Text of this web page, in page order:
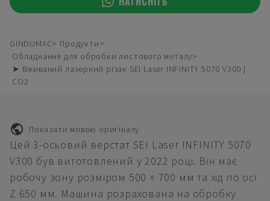
GINDUMAC
Продукти
Обладнання для обробки листового металу
➤ Вживаний лазерний різак SEI Laser INFINITY 5070 V300 |
CO2
Показати мовою оригіналу
Цей 3-осьовий верстат SEI Laser INFINITY 5070
V300 був виготовлений у 2022 році. Він має
робочу зону розміром 500 × 700 мм та хід по осі
Z 650 мм. Машина розрахована на обробку